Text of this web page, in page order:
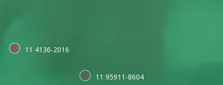
11 4136-2016
11 95911-8604